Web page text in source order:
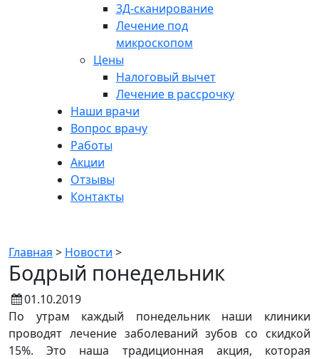
3Д-сканирование
Лечение под
микроскопом
Цены
Налоговый вычет
Лечение в рассрочку
Наши врачи
Вопрос врачу
Работы
Акции
Отзывы
Контакты
Главная > Новости >
Бодрый понедельник
01.10.2019
По утрам каждый понедельник наши клиники
проводят лечение заболеваний зубов со скидкой
15%. Это наша традиционная акция, которая